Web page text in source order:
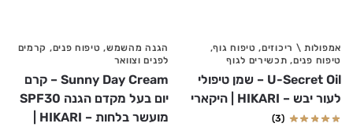
אמפולות \ ריכוזים, טיפוח גוף,
טיפוח פנים, תכשירים לגוף
U-Secret Oil – שמן טיפולי
לעור יבש – HIKARI | היקארי
(3)
הגנה מהשמש, טיפוח פנים, קרמים
לפנים וצוואר
Sunny Day Cream – קרם
יום בעל מקדם הגנה SPF30